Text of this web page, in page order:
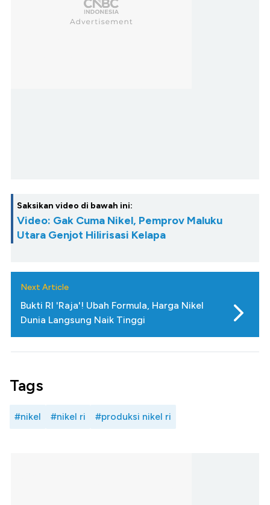
Saksikan video di bawah ini:
Video: Gak Cuma Nikel, Pemprov Maluku
Utara Genjot Hilirisasi Kelapa
Next Article
Bukti RI 'Raja'! Ubah Formula, Harga Nikel
Dunia Langsung Naik Tinggi
Tags
#nikel #nikel ri #produksi nikel ri